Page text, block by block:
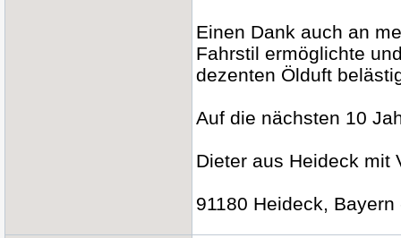
Einen Dank auch an
Fahrstil ermöglichte
dezenten Ölduft
Auf die nächsten 10
Dieter aus Heideck mit
91180 Heideck,